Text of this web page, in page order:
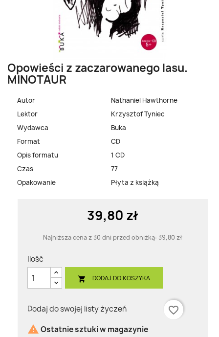
Opowieści z zaczarowanego lasu.
MINOTAUR
Autor
Nathaniel Hawthorne
Lektor
Krzysztof Tyniec
Wydawca
Buka
Format
CD
Opis formatu
1 CD
Czas
77
Opakowanie
Płyta z książką
39,80 zł
Najniższa cena z 30 dni przed obniżką: 39,80 zł
Ilość
 DODAJ DO KOSZYKA
Dodaj do swojej listy życzeń
favorite_border
 Ostatnie sztuki w magazynie